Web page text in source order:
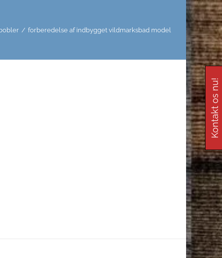
/ forberedelse af indbygget vildmarksbad model
Kontakt os nu!